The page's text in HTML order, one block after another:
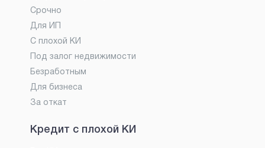
Срочно
Для ИП
С плохой КИ
Под залог недвижимости
Безработным
Для бизнеса
За откат
Кредит с плохой КИ